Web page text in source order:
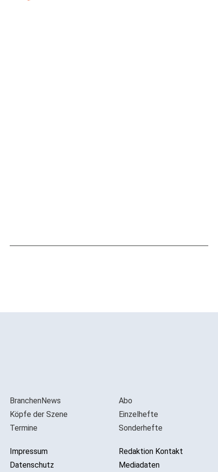
BranchenNews
Köpfe der Szene
Termine
Impressum
Datenschutz
Abo
Einzelhefte
Sonderhefte
Redaktion Kontakt
Mediadaten